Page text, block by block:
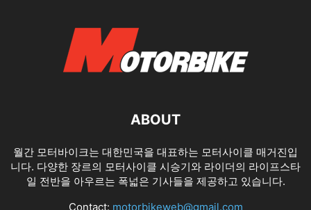
ABOUT
월간 모터바이크는 대한민국을 대표하는 모터사이클 매거진입
니다. 다양한 장르의 모터사이클 시승기와 라이더의 라이프스타
일 전반을 아우르는 폭넓은 기사들을 제공하고 있습니다.
Contact: motorbikeweb@gmail.com